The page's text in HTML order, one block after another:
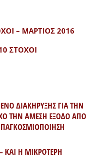
– ΜΑΡΤΙΟΣ 2016
ΣΤΟΧΟΙ
ΔΙΑΚΗΡΥΞΗΣ ΓΙΑ ΤΗΝ
ΤΗΝ ΑΜΕΣΗ ΕΞΟΔΟ ΑΠΟ
ΚΑΙ Η ΜΙΚΡΟΤΕΡΗ